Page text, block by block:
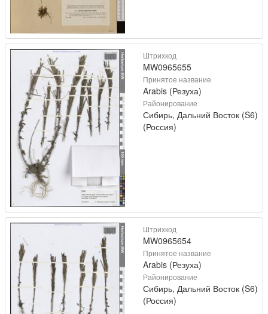
Штрихкод
MW0965655
Принятое название
Arabis (Резуха)
Районирование
Сибирь, Дальний Восток (S6)
(Россия)
Штрихкод
MW0965654
Принятое название
Arabis (Резуха)
Районирование
Сибирь, Дальний Восток (S6)
(Россия)